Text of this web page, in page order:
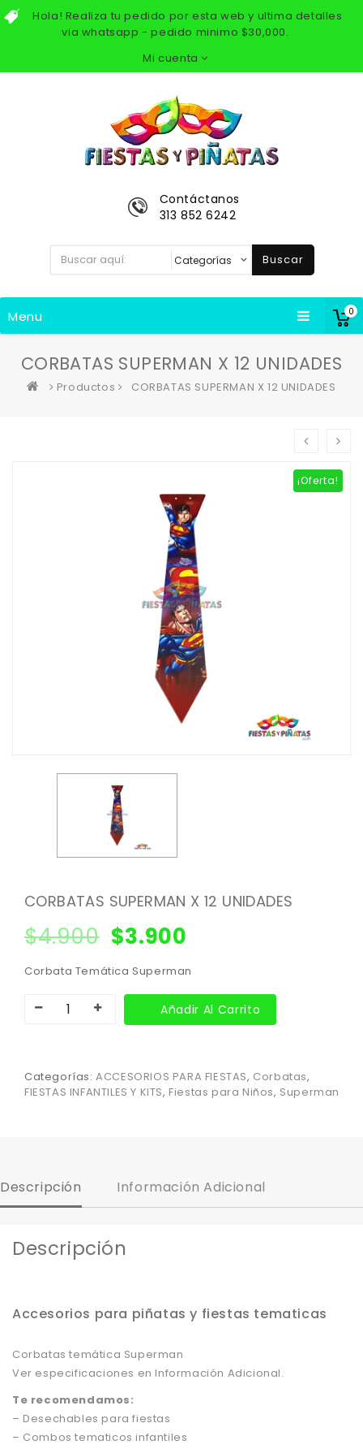
Hola! Realiza tu pedido por esta web y ultima detalles
via whatsapp - pedido minimo $30,000.
Mi cuenta
0
Contáctanos
313 852 6242
Buscar
Menu
CORBATAS SUPERMAN X 12 UNIDADES
Productos CORBATAS SUPERMAN X 12 UNIDADES
¡Oferta!
CORBATAS SUPERMAN X 12 UNIDADES
$4.900 $3.900
Corbata Temática Superman
Añadir Al Carrito
Categorías:ACCESORIOS PARA FIESTAS, Corbatas,
FIESTAS INFANTILES Y KITS, Fiestas para Niños, Superman
Descripción Información Adicional
Descripción
Accesorios para piñatas y fiestas tematicas
Corbatas temática Superman
Ver especificaciones en Información Adicional.
Te recomendamos:
– Desechables para fiestas
– Combos tematicos infantiles